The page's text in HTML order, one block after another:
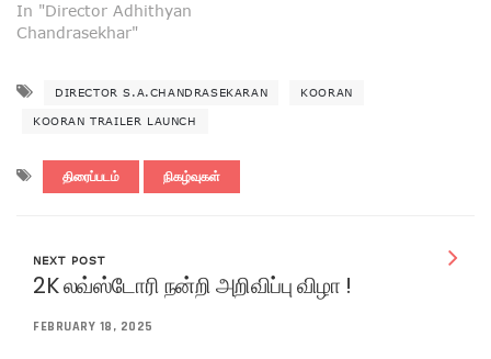
In "Director Adhithyan
Chandrasekhar"
DIRECTOR S.A.CHANDRASEKARAN KOORAN
KOORAN TRAILER LAUNCH
திரைப்படம் நிகழ்வுகள்
NEXT POST
2K லவ்ஸ்டோரி நன்றி அறிவிப்பு விழா !
FEBRUARY 18, 2025